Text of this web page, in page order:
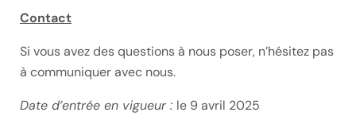
Contact
Si vous avez des questions à nous poser, n’hésitez pas
à communiquer avec nous.
Date d’entrée en vigueur : le 9 avril 2025